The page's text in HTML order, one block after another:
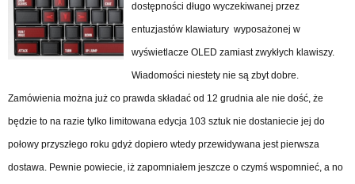
dostępności długo wyczekiwanej przez
entuzjastów klawiatury wyposażonej w
wyświetlacze OLED zamiast zwykłych klawiszy.
Wiadomości niestety nie są zbyt dobre.
Zamówienia można już co prawda składać od 12 grudnia ale nie dość, że
będzie to na razie tylko limitowana edycja 103 sztuk nie dostaniecie jej do
połowy przyszłego roku gdyż dopiero wtedy przewidywana jest pierwsza
dostawa. Pewnie powiecie, iż zapomniałem jeszcze o czymś wspomnieć, a no